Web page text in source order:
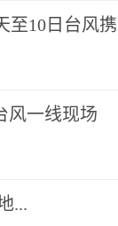
至10日台风
风一线现场
...